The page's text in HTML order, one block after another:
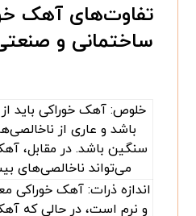
تفاوت‌های آهک
ساختمانی و
خلوص: آهک خوراکی باید از
باشد و عاری از
سنگین باشد. در مقابل،
می‌تواند ناخالصی‌های
اندازه ذرات: آهک خوراکی
و نرم است، در حالی که